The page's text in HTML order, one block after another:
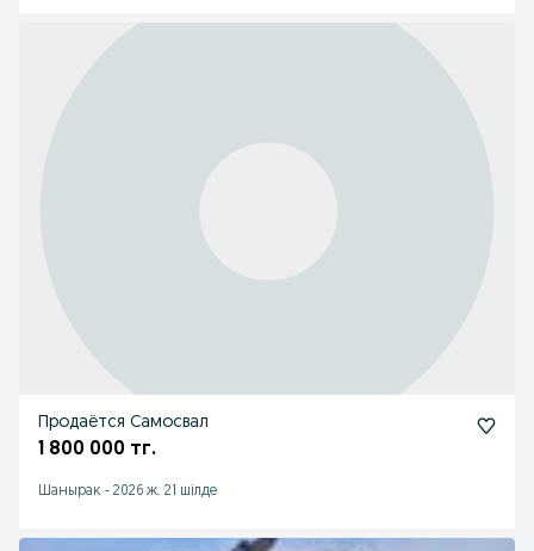
Продаётся Самосвал
1 800 000 тг.
Шанырак - 2026 ж. 21 шілде